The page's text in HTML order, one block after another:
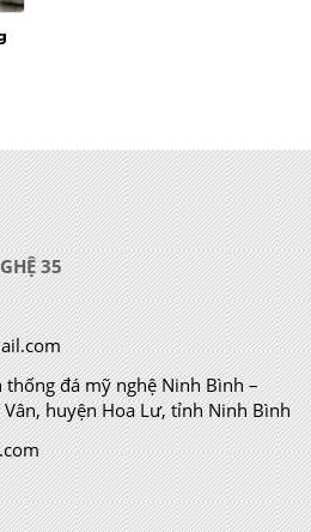
35
đá mỹ nghệ Ninh Bình –
huyện Hoa Lư, tỉnh Ninh Bình